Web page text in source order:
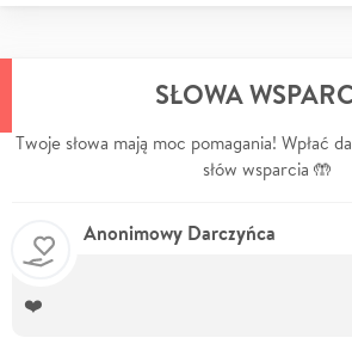
SŁOWA
Twoje słowa mają moc pomagania! Wpłać
słów wsparcia 🤲
Anonimowy Darczyńca
❤️